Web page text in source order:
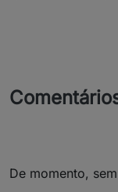
De momento,